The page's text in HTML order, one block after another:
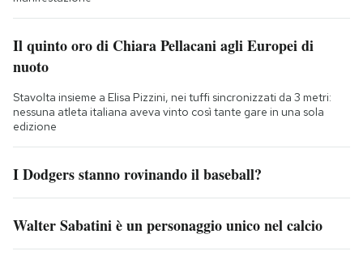
Il quinto oro di Chiara Pellacani agli Europei di
nuoto
Stavolta insieme a Elisa Pizzini, nei tuffi sincronizzati da 3 metri:
nessuna atleta italiana aveva vinto così tante gare in una sola
edizione
I Dodgers stanno rovinando il baseball?
Walter Sabatini è un personaggio unico nel calcio